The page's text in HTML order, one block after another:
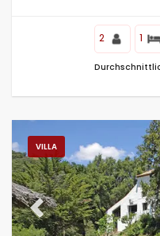
2 1
VILLA
Previous